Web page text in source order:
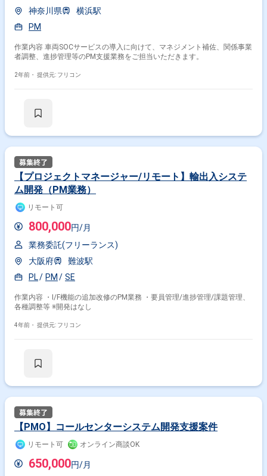
神奈川県
横浜駅
PM
作業内容 車両SOCサービスの導入に向けて、マネジメント補佐、関係事業
者調整、進捗管理等のPM支援業務をご担当いただきます。
2年前・ 提供元: フリコン
【プロジェクトマネージャー/リモート】輸出入システ
ム開発（PM業務）
リモート可
800,000円/月
業務委託(フリーランス)
大阪府
難波駅
PL
PM SE
作業内容 ・I/F機能の追加改修のPM業務 ・要員管理/進捗管理/課題管理、
各種調整等 ※開発はなし
4年前・ 提供元: フリコン
【PMO】コールセンターシステム開発支援案件
リモート可 オンライン商談OK
650,000円/月